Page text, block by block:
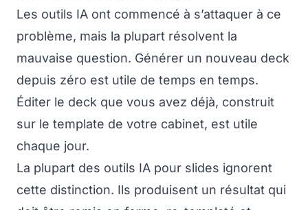
Les outils IA ont commencé à s’attaquer à ce
problème, mais la plupart résolvent la
mauvaise question. Générer un nouveau deck
depuis zéro est utile de temps en temps.
Éditer le deck que vous avez déjà, construit
sur le template de votre cabinet, est utile
chaque jour.
La plupart des outils IA pour slides ignorent
cette distinction. Ils produisent un résultat qui